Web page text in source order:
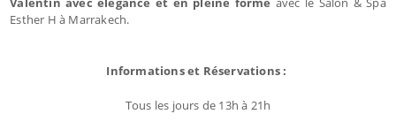
Esther H à Marrakech.
Informations et Réservations :
Tous les jours de 13h à 21h